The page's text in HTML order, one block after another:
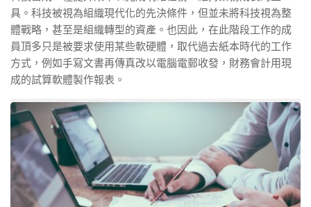
具。科技被視為組織現代化的先決條件，但並未將科技視為整
體戰略，甚至是組織轉型的資產。也因此，在此階段工作的成
員頂多只是被要求使用某些軟硬體，取代過去紙本時代的工作
方式，例如手寫文書再傳真改以電腦電郵收發，財務會計用現
成的試算軟體製作報表。